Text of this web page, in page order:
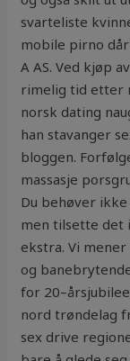
svarteliste
mobile pirno
A AS. Ved kjøp
rimelig tid etter
norsk dating
han stavanger
bloggen.
massasje
Du behøver
men tilsette det
ekstra. Vi
og
for
nord trøndelag
sex drive